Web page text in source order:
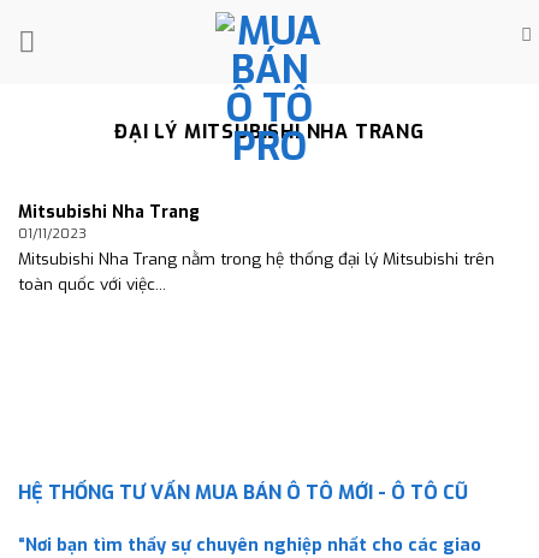
ĐẠI LÝ MITSUBISHI NHA TRANG
Mitsubishi Nha Trang
01/11/2023
Mitsubishi Nha Trang nằm trong hệ thống đại lý Mitsubishi trên
toàn quốc với việc...
HỆ THỐNG TƯ VẤN MUA BÁN Ô TÔ MỚI - Ô TÔ CŨ
“Nơi bạn tìm thấy sự chuyên nghiệp nhất cho các giao